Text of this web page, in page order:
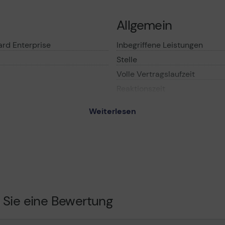
Uhr, schnellen und Diagnosen sowie automatischer
Wiederherstellung der Betriebsfähigkeit Ihrer
Sie eine transparente Übersicht über Ihre Assets und
Enterprise
Care Next Business Day
Allgemein
Inbegriffene Leistungen
Stelle
Volle Vertragslaufzeit
Weiterlesen
eine Bewertung